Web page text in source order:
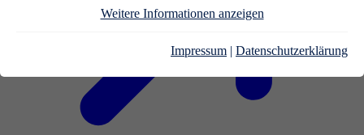
Weitere Informationen anzeigen
Impressum | Datenschutzerklärung